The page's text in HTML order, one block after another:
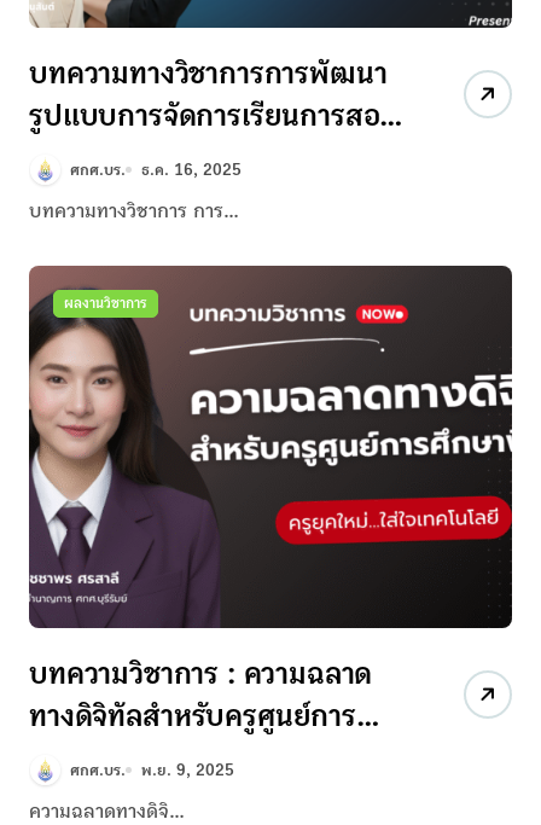
บทความทางวิชาการการพัฒนา
รูปแบบการจัดการเรียนการสอน
เด็กปฐมวัยในบริบทสถานการณ์
ความไม่ปลอดภัย:แนวทางการ
การจัดมุมเรียนรู้ในครอบครัว
ศกศ.บร. ธ.ค. 16, 2025
บทความทางวิชาการ การ…
ผลงานวิชาการ
บทความวิชาการ : ความฉลาด
ทางดิจิทัลสำหรับครูศูนย์การ
ศึกษาพิเศษ (วิชชาพร ศรสาลี)
ศกศ.บร. พ.ย. 9, 2025
ความฉลาดทางดิจิ...